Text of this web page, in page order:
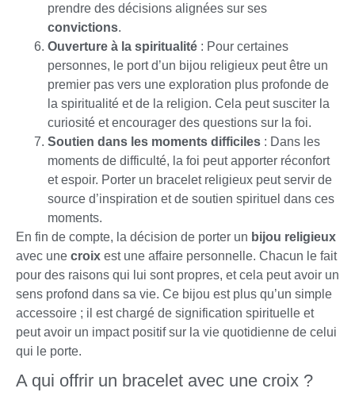
prendre des décisions alignées sur ses
convictions.
Ouverture à la spiritualité : Pour certaines
personnes, le port d’un bijou religieux peut être un
premier pas vers une exploration plus profonde de
la spiritualité et de la religion. Cela peut susciter la
curiosité et encourager des questions sur la foi.
Soutien dans les moments difficiles : Dans les
moments de difficulté, la foi peut apporter réconfort
et espoir. Porter un bracelet religieux peut servir de
source d’inspiration et de soutien spirituel dans ces
moments.
En fin de compte, la décision de porter un bijou religieux
avec une croix est une affaire personnelle. Chacun le fait
pour des raisons qui lui sont propres, et cela peut avoir un
sens profond dans sa vie. Ce bijou est plus qu’un simple
accessoire ; il est chargé de signification spirituelle et
peut avoir un impact positif sur la vie quotidienne de celui
qui le porte.
A qui offrir un bracelet avec une croix ?